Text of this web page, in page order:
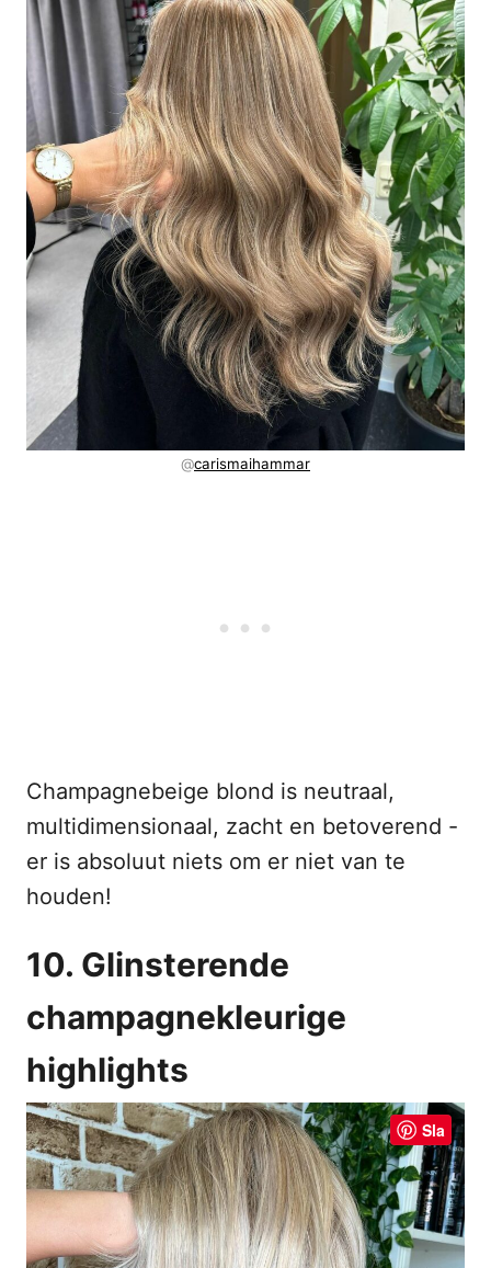
@carismaihammar
Champagnebeige blond is neutraal,
multidimensionaal, zacht en betoverend -
er is absoluut niets om er niet van te
houden!
10. Glinsterende
champagnekleurige
highlights
Sla